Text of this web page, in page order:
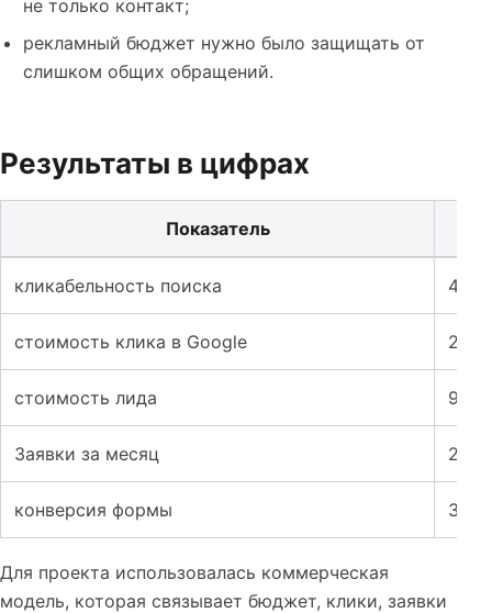
не только контакт;
рекламный бюджет нужно было защищать от
слишком общих обращений.
Результаты в цифрах
Показатель
кликабельность поиска 4,6%
стоимость клика в Google 240
стоимость лида 9
Заявки за месяц 22
конверсия формы 3,8%
Для проекта использовалась коммерческая
модель, которая связывает бюджет, клики, заявки